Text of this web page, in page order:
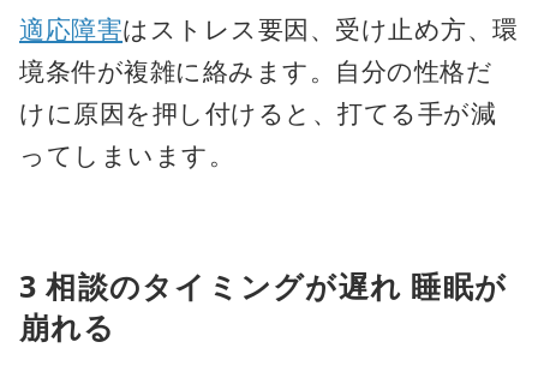
適応障害はストレス要因、受け止め方、環
境条件が複雑に絡みます。自分の性格だ
けに原因を押し付けると、打てる手が減
ってしまいます。
3 相談のタイミングが遅れ 睡眠が
崩れる